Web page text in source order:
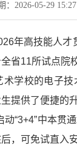
：2026-05-29 15:27
年高技能人
省11所试点院
学校的电子
提供了便捷的
“3+4”中本贯
，可免试直入